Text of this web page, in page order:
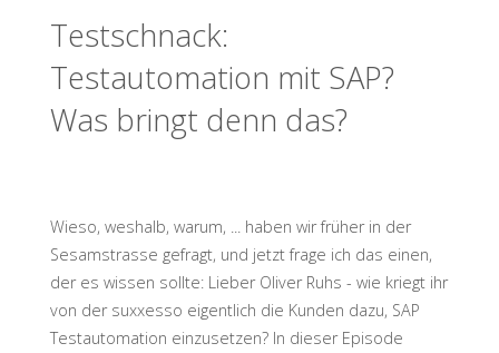
Testschnack:
Testautomation mit SAP?
Was bringt denn das?
Wieso, weshalb, warum, ... haben wir früher in der
Sesamstrasse gefragt, und jetzt frage ich das einen,
der es wissen sollte: Lieber Oliver Ruhs - wie kriegt ihr
von der suxxesso eigentlich die Kunden dazu, SAP
Testautomation einzusetzen? In dieser Episode